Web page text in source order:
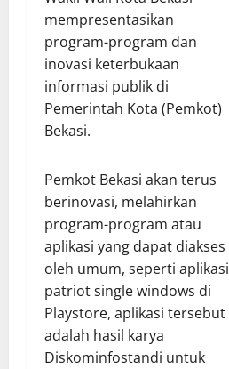
mempresentasikan
program-program dan
inovasi keterbukaan
informasi publik di
Pemerintah Kota (Pemkot)
Bekasi.
Pemkot Bekasi akan terus
berinovasi, melahirkan
program-program atau
aplikasi yang dapat diakses
oleh umum, seperti aplikasi
patriot single windows di
Playstore, aplikasi tersebut
adalah hasil karya
Diskominfostandi untuk